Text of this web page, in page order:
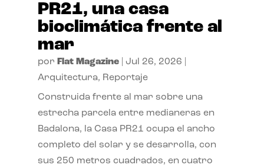
PR21, una casa
bioclimática frente al
mar
por Flat Magazine| Jul 26, 2026
Arquitectura, Reportaje
Construida frente al mar sobre una
estrecha parcela entre medianeras en
Badalona, la Casa PR21 ocupa el ancho
completo del solar y se desarrolla, con
sus 250 metros cuadrados, en cuatro